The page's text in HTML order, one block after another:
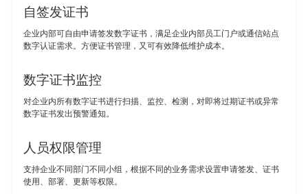
自签发证书
企业内部可自由申请签发数字证书，满足企业内部员工门户或通信站点
数字认证需求。方便证书管理，又可有效降低维护成本。
数字证书监控
对企业内所有数字证书进行扫描、监控、检测，对即将过期证书或异常
数字证书发出预警通知。
人员权限管理
支持企业不同部门不同小组，根据不同的业务需求设置申请签发、证书
使用、部署、更新等权限。